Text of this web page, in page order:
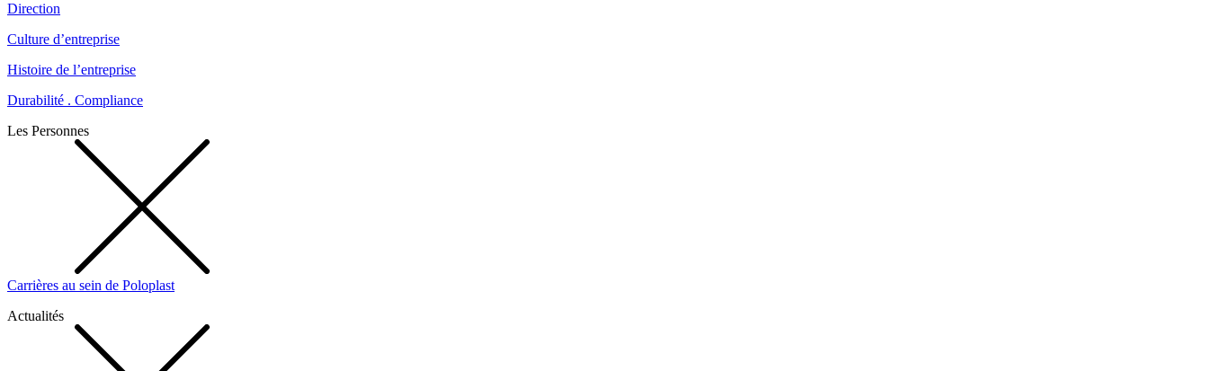
Direction
Culture d’entreprise
Histoire de l’entreprise
Durabilité . Compliance
Les Personnes
Carrières au sein de Poloplast
Actualités